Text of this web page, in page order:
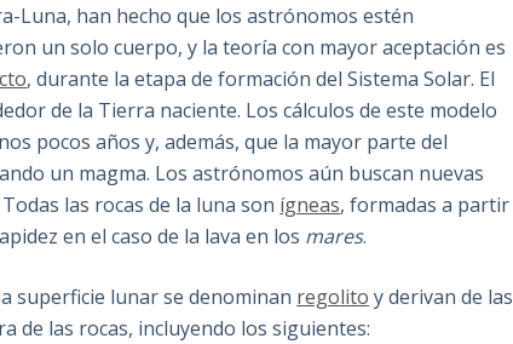
Luna, han hecho que los astrónomos estén
un solo cuerpo, y la teoría con mayor aceptación es
, durante la etapa de formación del Sistema Solar. El
de la Tierra naciente. Los cálculos de este modelo
pocos años y, además, que la mayor parte del
un magma. Los astrónomos aún buscan nuevas
las rocas de la luna son ígneas, formadas a partir
en el caso de la lava en los mares.
superficie lunar se denominan regolito y derivan de las
de las rocas, incluyendo los siguientes: